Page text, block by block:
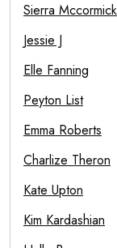
Sierra Mccormick
Jessie J
Elle Fanning
Peyton List
Emma Roberts
Charlize Theron
Kate Upton
Kim Kardashian